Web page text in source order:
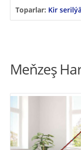
Toparlar: Kir
Meňzeş